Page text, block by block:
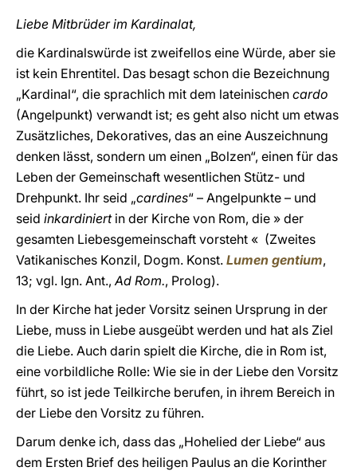
Liebe Mitbrüder im Kardinalat,
die Kardinalswürde ist zweifellos eine Würde, aber sie
ist kein Ehrentitel. Das besagt schon die Bezeichnung
„Kardinal“, die sprachlich mit dem lateinischen cardo
(Angelpunkt) verwandt ist; es geht also nicht um etwas
Zusätzliches, Dekoratives, das an eine Auszeichnung
denken lässt, sondern um einen „Bolzen“, einen für das
Leben der Gemeinschaft wesentlichen Stütz- und
Drehpunkt. Ihr seid „cardines“ – Angelpunkte – und
seid inkardiniertin der Kirche von Rom, die » der
gesamten Liebesgemeinschaft vorsteht « (Zweites
Vatikanisches Konzil, Dogm. Konst. Lumen gentium,
13; vgl. Ign. Ant.,Ad Rom., Prolog).
In der Kirche hat jeder Vorsitz seinen Ursprung in der
Liebe, muss in Liebe ausgeübt werden und hat als Ziel
die Liebe. Auch darin spielt die Kirche, die in Rom ist,
eine vorbildliche Rolle: Wie sie in der Liebe den Vorsitz
führt, so ist jede Teilkirche berufen, in ihrem Bereich in
der Liebe den Vorsitz zu führen.
Darum denke ich, dass das „Hohelied der Liebe“ aus
dem Ersten Brief des heiligen Paulus an die Korinther